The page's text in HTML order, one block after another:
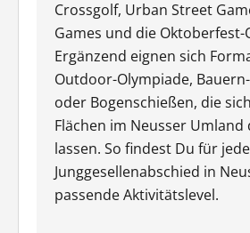
Crossgolf, Urban Street
Games und die Oktoberfest-
Ergänzend eignen sich
Outdoor-Olympiade,
oder Bogenschießen, die
Flächen im Neusser
lassen. So findest Du für
Junggesellenabschied in
passende Aktivitätslevel.